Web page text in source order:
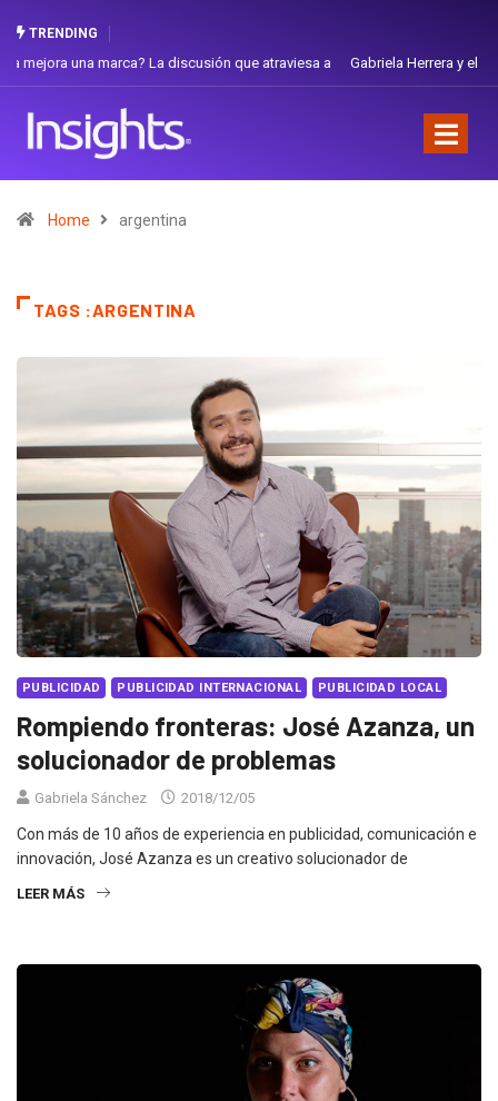
TRENDING
Gabriela Herrera y el arte de cambiarse el sombrero en Corporación
Home argentina
TAGS :ARGENTINA
PUBLICIDAD PUBLICIDAD INTERNACIONAL PUBLICIDAD LOCAL
Rompiendo fronteras: José Azanza, un
solucionador de problemas
Gabriela Sánchez 2018/12/05
Con más de 10 años de experiencia en publicidad, comunicación e
innovación, José Azanza es un creativo solucionador de
LEER MÁS